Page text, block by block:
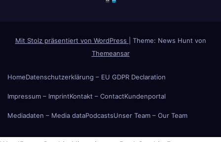
Mit Stolz präsentiert von WordPress
Theme: News Hunt von
Themeansar
HomeDatenschutzerklärung – EU GDPR Declaration
Impressum – ImprintKontakt – ContactKundenportal
Mediadaten – Media dataPodcastsUnser Team – Our Team